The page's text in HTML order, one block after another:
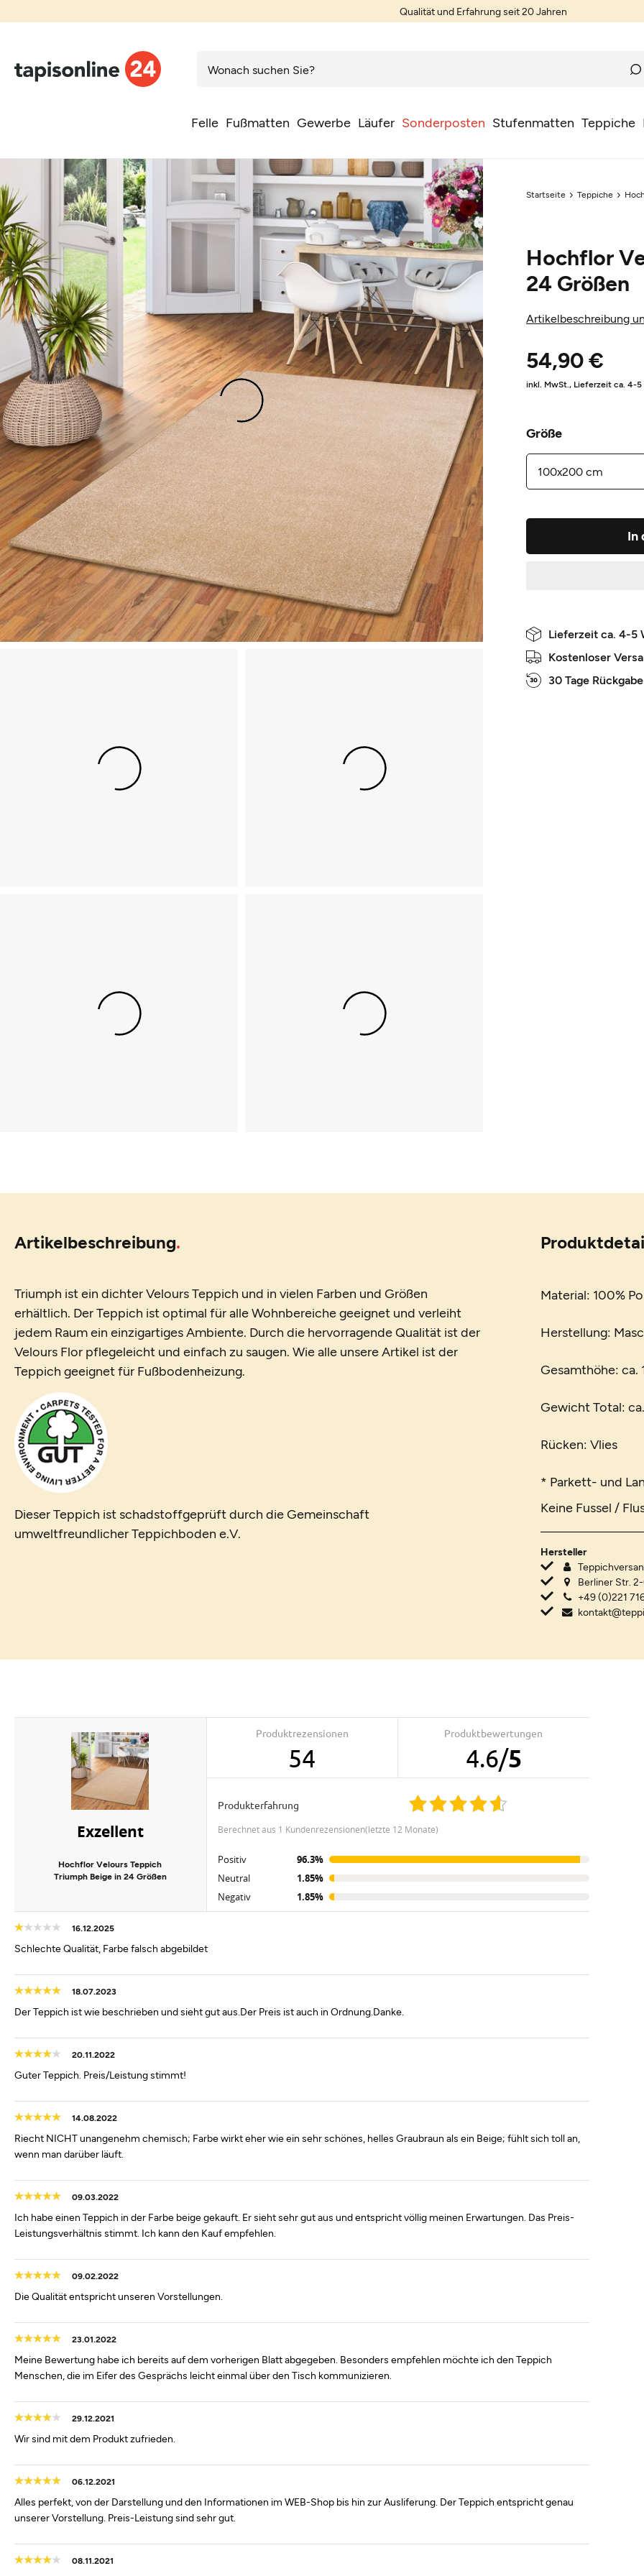
Qualität und Erfahrung seit 20 Jahren
Felle Fußmatten Gewerbe Läufer Sonderposten Stufenmatten Teppiche
Startseite Teppiche
Hochflor
24 Größen
Artikelbeschreibung
54,90 €
inkl. MwSt., Lieferzeit ca. 4-5
Größe
In
Lieferzeit ca. 4-5
Kostenloser
30 Tage
Artikelbeschreibung
Triumph ist ein dichter Velours Teppich und in vielen Farben und Größen
erhältlich. Der Teppich ist optimal für alle Wohnbereiche geeignet und verleiht
jedem Raum ein einzigartiges Ambiente. Durch die hervorragende Qualität ist der
Velours Flor pflegeleicht und einfach zu saugen. Wie alle unsere Artikel ist der
Teppich geeignet für Fußbodenheizung.
Dieser Teppich ist schadstoffgeprüft durch die Gemeinschaft
umweltfreundlicher Teppichboden e.V.
Material: 100%
Herstellung:
Gesamthöhe: ca.
Gewicht Total:
Rücken: Vlies
* Parkett- und
Keine Fussel /
Hersteller
Berliner Str.
+49 (0)221
Exzellent
Hochflor Velours Teppich
Triumph Beige in 24 Größen
Produktrezensionen
54
Produktbewertungen
4.6/5
Produkterfahrung
berechnet aus 1 Kundenrezensionen(letzte 12 Monate)
Positiv
96.3%
Neutral
1.85%
Negativ
1.85%
16.12.2025
Schlechte Qualität, Farbe falsch abgebildet
18.07.2023
Der Teppich ist wie beschrieben und sieht gut aus.Der Preis ist auch in Ordnung.Danke.
20.11.2022
Guter Teppich. Preis/Leistung stimmt!
14.08.2022
Riecht NICHT unangenehm chemisch; Farbe wirkt eher wie ein sehr schönes, helles Graubraun als ein Beige; fühlt sich toll an,
wenn man darüber läuft.
09.03.2022
Ich habe einen Teppich in der Farbe beige gekauft. Er sieht sehr gut aus und entspricht völlig meinen Erwartungen. Das Preis-
Leistungsverhältnis stimmt. Ich kann den Kauf empfehlen.
09.02.2022
Die Qualität entspricht unseren Vorstellungen.
23.01.2022
Meine Bewertung habe ich bereits auf dem vorherigen Blatt abgegeben. Besonders empfehlen möchte ich den Teppich
Menschen, die im Eifer des Gesprächs leicht einmal über den Tisch kommunizieren.
29.12.2021
Wir sind mit dem Produkt zufrieden.
06.12.2021
Alles perfekt, von der Darstellung und den Informationen im WEB-Shop bis hin zur Ausliferung. Der Teppich entspricht genau
unserer Vorstellung. Preis-Leistung sind sehr gut.
08.11.2021